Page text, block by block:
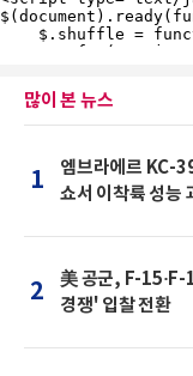
많이 본 뉴스
1
엠브라에르 KC-
쇼서 이착륙 성능
2
美 공군, F-15·F-
경쟁' 입찰 전환